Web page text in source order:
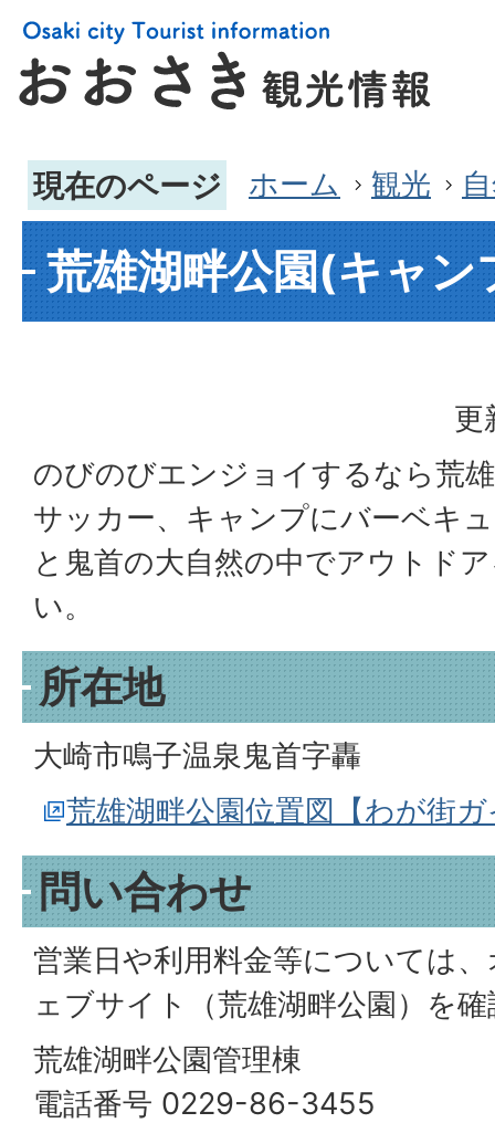
現在のページ ホーム 観光
荒雄湖畔公園(キャン
更
のびのびエンジョイするなら荒
サッカー、キャンプにバーベキ
と鬼首の大自然の中でアウトド
い。
所在地
大崎市鳴子温泉鬼首字轟
荒雄湖畔公園位置図【わが街
問い合わせ
営業日や利用料金等については
ェブサイト（荒雄湖畔公園）を
荒雄湖畔公園管理棟
電話番号 0229-86-3455